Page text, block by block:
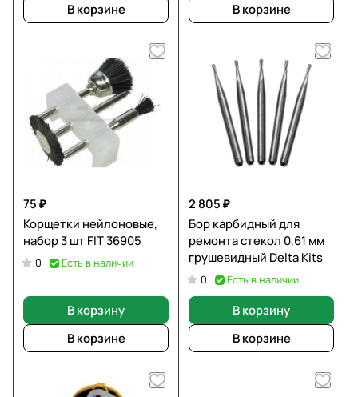
В корзине
В корзине
75 ₽
Корщетки нейлоновые,
набор 3 шт FIT 36905
0 Есть в наличии
В корзину
В корзине
2 805 ₽
Бор карбидный для
ремонта стекол 0,61 мм
грушевидный Delta Kits
0 Есть в наличии
В корзину
В корзине